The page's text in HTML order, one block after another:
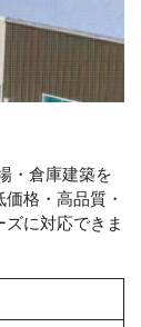
・倉庫建築を
格・高品質・
に対応できま